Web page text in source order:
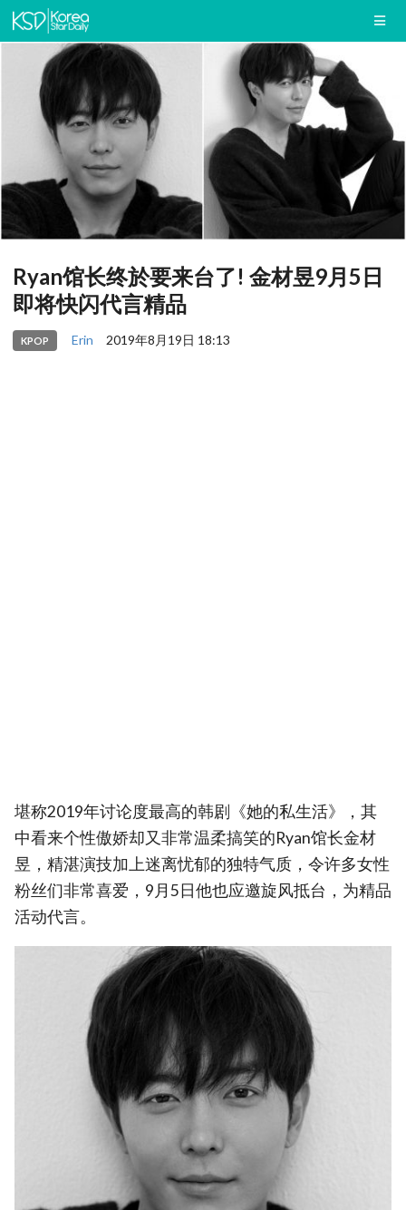
Ryan馆长终於要来台了! 金材昱9月5日
即将快闪代言精品
KPOP Erin 2019年8月19日 18:13
堪称2019年讨论度最高的韩剧《她的私生活》，其
中看来个性傲娇却又非常温柔搞笑的Ryan馆长金材
昱，精湛演技加上迷离忧郁的独特气质，令许多女性
粉丝们非常喜爱，9月5日他也应邀旋风抵台，为精品
活动代言。